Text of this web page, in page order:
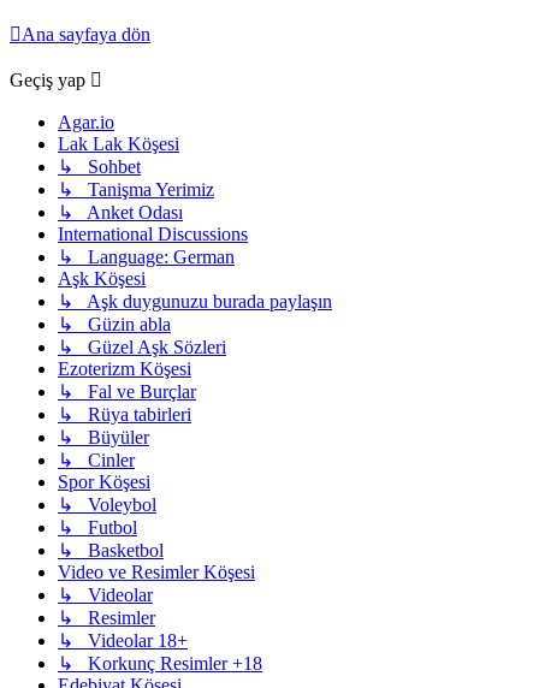
Ana sayfaya dön
Geçiş yap
Agar.io
Lak Lak Köşesi
↳ Sohbet
↳ Tanişma Yerimiz
↳ Anket Odası
International Discussions
↳ Language: German
Aşk Köşesi
↳ Aşk duygunuzu burada paylaşın
↳ Güzin abla
↳ Güzel Aşk Sözleri
Ezoterizm Köşesi
↳ Fal ve Burçlar
↳ Rüya tabirleri
↳ Büyüler
↳ Cinler
Spor Köşesi
↳ Voleybol
↳ Futbol
↳ Basketbol
Video ve Resimler Köşesi
↳ Videolar
↳ Resimler
↳ Videolar 18+
↳ Korkunç Resimler +18